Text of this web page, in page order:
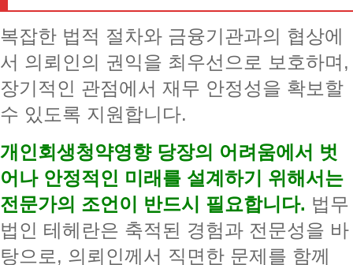
복잡한 법적 절차와 금융기관과의 협상에
서 의뢰인의 권익을 최우선으로 보호하며,
장기적인 관점에서 재무 안정성을 확보할
수 있도록 지원합니다.
개인회생청약영향 당장의 어려움에서 벗
어나 안정적인 미래를 설계하기 위해서는
전문가의 조언이 반드시 필요합니다. 법무
법인 테헤란은 축적된 경험과 전문성을 바
탕으로, 의뢰인께서 직면한 문제를 함께